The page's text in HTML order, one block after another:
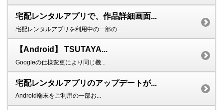
宅配レンタルアプリで、作品詳細画面...
宅配レンタルアプリを利用中の一部の...
【Android】 TSUTAYA...
Googleの仕様変更により同じ機...
宅配レンタルアプリのアップデートが...
Android端末をご利用の一部お...